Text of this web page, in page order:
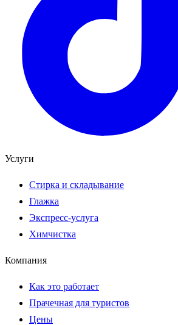
Услуги
Стирка и складывание
Глажка
Экспресс-услуга
Химчистка
Компания
Как это работает
Прачечная для туристов
Цены